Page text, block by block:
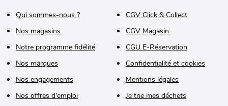
Qui sommes-nous ?
Nos magasins
Notre programme fidélité
Nos marques
Nos engagements
Nos offres d'emploi
CGV Click & Collect
CGV Magasin
CGU E-Réservation
Confidentialité et cookies
Mentions légales
Je trie mes déchets